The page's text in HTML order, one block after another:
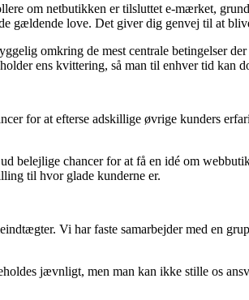
om netbutikken er tilsluttet e-mærket,
gældende love. Det giver dig genvej til at
omkring de mest centrale betingelser
ens kvittering, så man til enhver tid
for at efterse adskillige øvrige kunders
belejlige chancer for at få en idé om
til hvor glade kunderne er.
Vi har faste samarbejder med en
jævnligt, men man kan ikke stille os